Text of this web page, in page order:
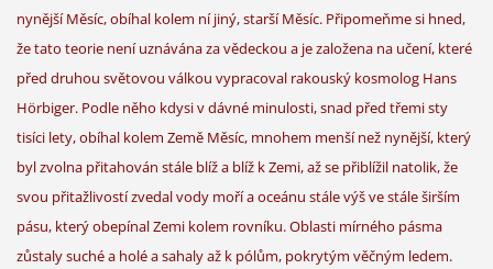
nynější Měsíc, obíhal kolem ní jiný, starší Měsíc. Připomeňme si hned,
že tato teorie není uznávána za vědeckou a je založena na učení, které
před druhou světovou válkou vypracoval rakouský kosmolog Hans
Hörbiger. Podle něho kdysi v dávné minulosti, snad před třemi sty
tisíci lety, obíhal kolem Země Měsíc, mnohem menší než nynější, který
byl zvolna přitahován stále blíž a blíž k Zemi, až se přiblížil natolik, že
svou přitažlivostí zvedal vody moří a oceánu stále výš ve stále širším
pásu, který obepínal Zemi kolem rovníku. Oblasti mírného pásma
zůstaly suché a holé a sahaly až k pólům, pokrytým věčným ledem.